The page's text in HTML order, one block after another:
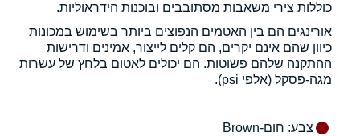
כוללות צירי משאבות מסתובבים ובוכנות הידראוליות.
אורינגים הם בין האטמים הנפוצים ביותר בשימוש במכונות
כיוון שהם אינם יקרים, הם קלים לייצור, אמינים ודרישות
ההתקנה שלהם פשוטות. הם יכולים לאטום בלחץ של עשרות
מגה-פסקל (אלפי psi).
צבע: חום-Brown